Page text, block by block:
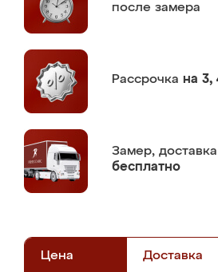
после замера
Рассрочка на 3,
Замер,
бесплатно
Цена Доставка